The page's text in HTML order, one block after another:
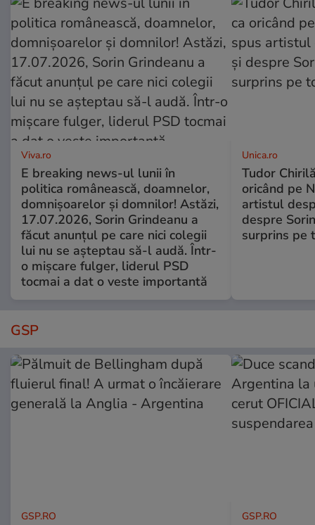
Viva.ro
E breaking news-ul lunii în
politica românească, doamnelor,
domnișoarelor și domnilor! Astăzi,
17.07.2026, Sorin Grindeanu a
făcut anunțul pe care nici colegii
lui nu se așteptau să-l audă. Într-
o mișcare fulger, liderul PSD
tocmai a dat o veste importantă
Unica.ro
Tudor
oricând pe
artistul
despre
surprins pe
GSP
GSP.RO GSP.RO